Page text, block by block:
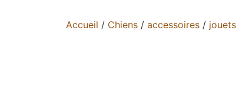
Accueil / Chiens / accessoires / jouets